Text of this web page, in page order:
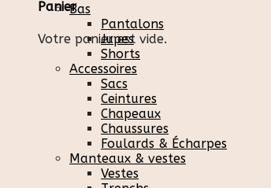
Panier
Votre panier est vide.
Bas
Pantalons
Jupes
Shorts
Accessoires
Sacs
Ceintures
Chapeaux
Chaussures
Foulards & Écharpes
Manteaux & vestes
Vestes